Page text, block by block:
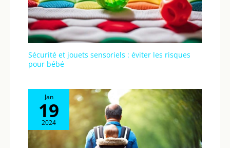
Sécurité et jouets sensoriels : éviter les risques
pour bébé
Jan
19
2024